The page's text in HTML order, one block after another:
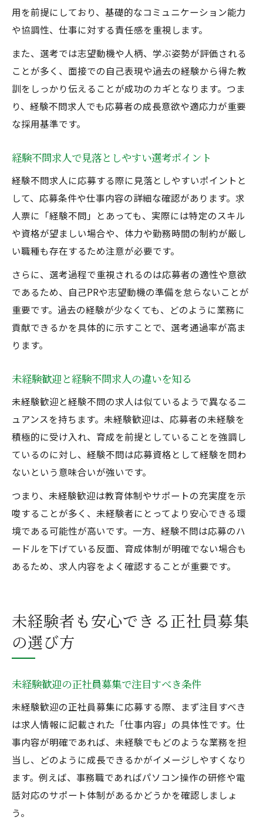
イント
経験不問求人が転職活動で有利な理由を解
説
初めての転職に安心な経験不問正社員募集
の探し方
経験不問求人で新しいキャリアを始める方
法
OK？
正社員募集の経験不問が未経験OKか見極め
る方法
経験不問求人で実際に歓迎される人材の特
徴
解説
正社員募集における経験不問の信頼性を検
証
経験不問求人で求められる最低限の条件と
用を前提にしており、基礎的なコミュニケーション能力
や協調性、仕事に対する責任感を重視します。
また、選考では志望動機や人柄、学ぶ姿勢が評価される
ことが多く、面接での自己表現や過去の経験から得た教
訓をしっかり伝えることが成功のカギとなります。つま
り、経験不問求人でも応募者の成長意欲や適応力が重要
な採用基準です。
経験不問求人で見落としやすい選考ポイント
経験不問求人に応募する際に見落としやすいポイントと
して、応募条件や仕事内容の詳細な確認があります。求
人票に「経験不問」とあっても、実際には特定のスキル
や資格が望ましい場合や、体力や勤務時間の制約が厳し
い職種も存在するため注意が必要です。
さらに、選考過程で重視されるのは応募者の適性や意欲
であるため、自己PRや志望動機の準備を怠らないことが
重要です。過去の経験が少なくても、どのように業務に
貢献できるかを具体的に示すことで、選考通過率が高ま
ります。
未経験歓迎と経験不問求人の違いを知る
未経験歓迎と経験不問の求人は似ているようで異なるニ
ュアンスを持ちます。未経験歓迎は、応募者の未経験を
積極的に受け入れ、育成を前提としていることを強調し
ているのに対し、経験不問は応募資格として経験を問わ
ないという意味合いが強いです。
つまり、未経験歓迎は教育体制やサポートの充実度を示
唆することが多く、未経験者にとってより安心できる環
境である可能性が高いです。一方、経験不問は応募のハ
ードルを下げている反面、育成体制が明確でない場合も
あるため、求人内容をよく確認することが重要です。
未経験者も安心できる正社員募集
の選び方
未経験歓迎の正社員募集で注目すべき条件
未経験歓迎の正社員募集に応募する際、まず注目すべき
は求人情報に記載された「仕事内容」の具体性です。仕
事内容が明確であれば、未経験でもどのような業務を担
当し、どのように成長できるかがイメージしやすくなり
ます。例えば、事務職であればパソコン操作の研修や電
話対応のサポート体制があるかどうかを確認しましょ
う。